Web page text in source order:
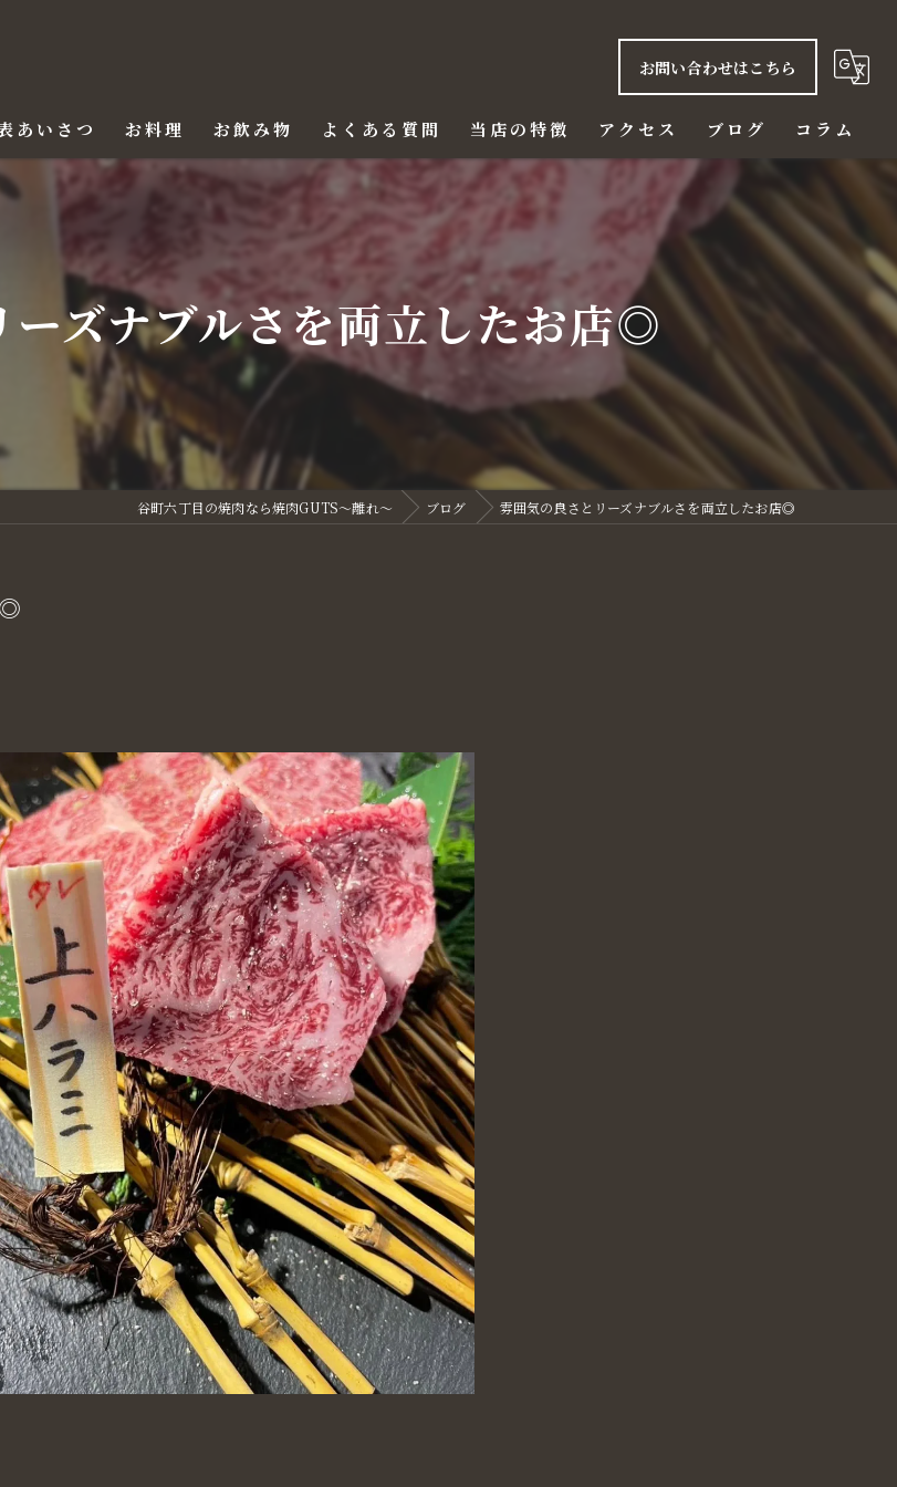
お問い合わせはこちら
あいさつ お料理 お飲み物 よくある質問 当店の特徴
ご飯
赤身
ハラミ
ディナー
アクセス ブログ コラム
ーズナブルさを両立したお店◎
谷町六丁目の焼肉なら焼肉GUTS～離れ～ ブログ 雰囲気の良さとリーズナブルさを両立したお店◎
◎